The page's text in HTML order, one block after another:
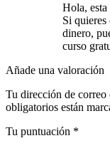
Hola, esta
Si
dinero,
curso
Añade una valoración
Tu dirección de correo
obligatorios están
Tu puntuación *